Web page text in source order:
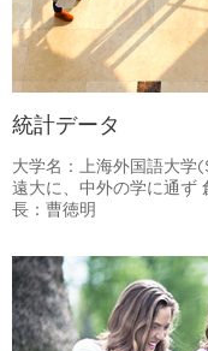
統計データ
大学名：上海外国語大学
遠大に、中外の学に通ず
長：曹徳明